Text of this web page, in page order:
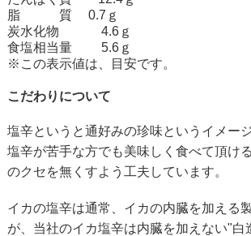
脂 質 0.7ｇ
炭水化物 4.6ｇ
食塩相当量 5.6ｇ
※この表示値は、目安です。
こだわりについて
塩辛というと通好みの珍味というイメー
塩辛が苦手な方でも美味しく食べて頂け
のクセを無くすよう工夫しています。
イカの塩辛は通常、イカの内臓を加える
が、当社のイカ塩辛は内臓を加えない"白